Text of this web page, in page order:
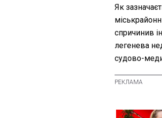
Як
спричинив
легенева
судово-